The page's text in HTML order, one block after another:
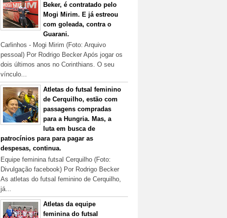
Beker, é contratado pelo
Mogi Mirim. E já estreou
com goleada, contra o
Guarani.
Carlinhos - Mogi Mirim (Foto: Arquivo
pessoal) Por Rodrigo Becker Após jogar os
dois últimos anos no Corinthians. O seu
vínculo...
Atletas do futsal feminino
de Cerquilho, estão com
passagens compradas
para a Hungria. Mas, a
luta em busca de
patrocínios para para pagar as
despesas, continua.
Equipe feminina futsal Cerquilho (Foto:
Divulgação facebook) Por Rodrigo Becker
As atletas do futsal feminino de Cerquilho,
já...
Atletas da equipe
feminina do futsal